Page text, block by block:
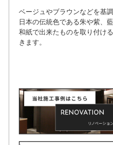
ベージュやブラウンなどを基
日本の伝統色である朱や紫、
和紙で出来たものを取り付け
きます。